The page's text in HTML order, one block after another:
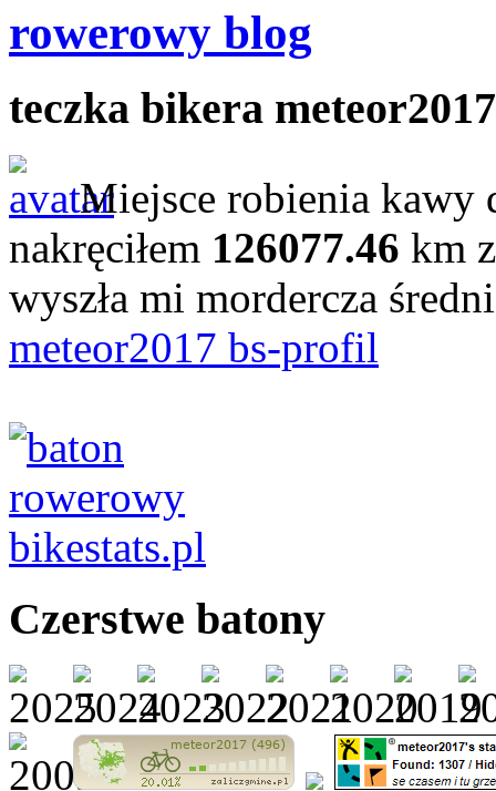
rowerowy blog
teczka bikera meteor2017
Miejsce robienia kawy
nakręciłem 126077.46 km
wyszła mi mordercza
meteor2017 bs-profil
Czerstwe batony